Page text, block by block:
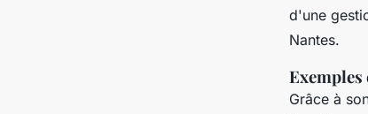
d'une
Nantes.
Grâce à